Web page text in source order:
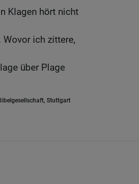
Klagen hört nicht
ich zittere,
über Plage
Stuttgart